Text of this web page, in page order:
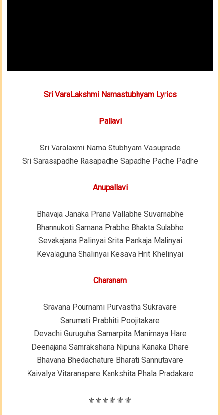
Sri VaraLakshmi Namastubhyam Lyrics
Pallavi
Sri Varalaxmi Nama Stubhyam Vasuprade
Sri Sarasapadhe Rasapadhe Sapadhe Padhe Padhe
Anupallavi
Bhavaja Janaka Prana Vallabhe Suvarnabhe
Bhannukoti Samana Prabhe Bhakta Sulabhe
Sevakajana Palinyai Srita Pankaja Malinyai
Kevalaguna Shalinyai Kesava Hrit Khelinyai
Charanam
Sravana Pournami Purvastha Sukravare
Sarumati Prabhiti Poojitakare
Devadhi Guruguha Samarpita Manimaya Hare
Deenajana Samrakshana Nipuna Kanaka Dhare
Bhavana Bhedachature Bharati Sannutavare
Kaivalya Vitaranapare Kankshita Phala Pradakare
⚜️⚜️⚜️⚜️⚜️⚜️